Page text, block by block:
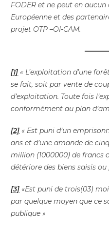
FODER et ne peut en aucun
Européenne et des
projet OTP –OI-CAM.
[1] « L’exploitation d’une
se fait, soit par vente de
d’exploitation. Toute fois
conformément au plan
[2] « Est puni d’un
ans et d’une amande de
million (1000000) de francs
détériore des biens saisis ou
[3] «Est puni de trois(03)
par quelque moyen que ce
publique »